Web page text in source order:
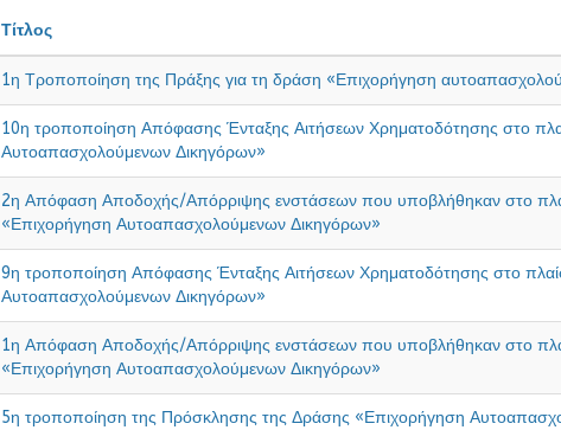
Τίτλος
1η Τροποποίηση της Πράξης για τη δράση «Επιχορήγηση
10η τροποποίηση Απόφασης Ένταξης Αιτήσεων Χρηματοδότησης στο
Αυτοαπασχολούμενων Δικηγόρων»
2η Απόφαση Αποδοχής/Απόρριψης ενστάσεων που υποβλήθηκαν στο
«Επιχορήγηση Αυτοαπασχολούμενων Δικηγόρων»
9η τροποποίηση Απόφασης Ένταξης Αιτήσεων Χρηματοδότησης στο
Αυτοαπασχολούμενων Δικηγόρων»
1η Απόφαση Αποδοχής/Απόρριψης ενστάσεων που υποβλήθηκαν στο
«Επιχορήγηση Αυτοαπασχολούμενων Δικηγόρων»
5η τροποποίηση της Πρόσκλησης της Δράσης «Επιχορήγηση